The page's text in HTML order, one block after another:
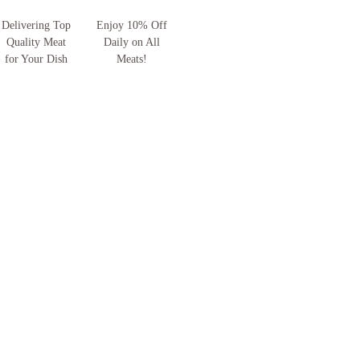
Delivering Top
Quality Meat
for Your Dish
Enjoy 10% Off
Daily on All
Meats!